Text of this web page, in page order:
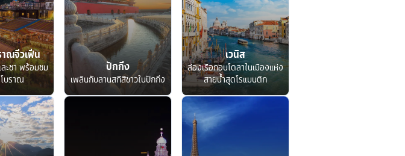
ณจิ่วเฟิ่น
ะชา พร้อมชม
บราณ
ปักกิ่ง
เพลินกับลานสกีสีขาวในปักกิ่ง
เวนิส
ล่องเรือกอนโดลาในเมืองแห่ง
สายน้ำสุดโรแมนติก